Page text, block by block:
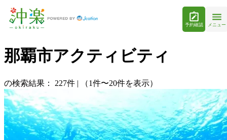
予約確認 メニュー
那覇市アクティビティ
の検索結果： 227件 | （1件〜20件を表示）